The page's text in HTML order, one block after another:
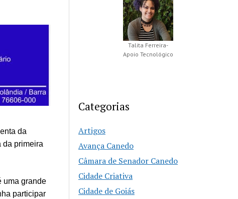
da
da primeira
uma grande
participar
Talita Ferreira-
Apoio Tecnológico
Categorias
Artigos
Avança Canedo
Câmara de Senador Canedo
Cidade Criativa
Cidade de Goiás